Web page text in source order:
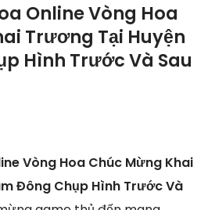
Online Vòng Hoa
Trương Tại Huyện
Hình Trước Và Sau
Vòng Hoa Chúc Mừng Khai
Đông Chụp Hình Trước Và